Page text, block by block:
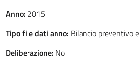
Anno: 2015
Tipo file dati anno: Bilancio preventivo
Deliberazione: No